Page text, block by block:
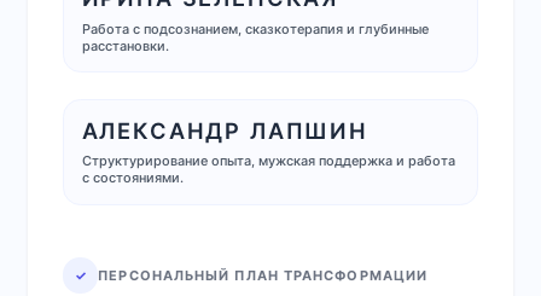
Работа с подсознанием, сказкотерапия и глубинные
расстановки.
АЛЕКСАНДР ЛАПШИН
Структурирование опыта, мужская поддержка и работа
с состояниями.
✓ ПЕРСОНАЛЬНЫЙ ПЛАН ТРАНСФОРМАЦИИ